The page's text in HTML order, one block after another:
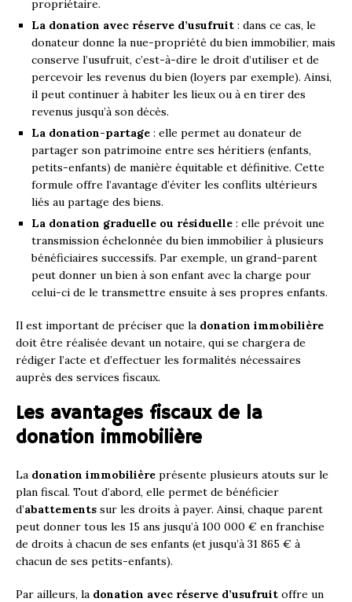
propriétaire.
La donation avec réserve d’usufruit : dans ce cas, le
donateur donne la nue-propriété du bien immobilier, mais
conserve l’usufruit, c’est-à-dire le droit d’utiliser et de
percevoir les revenus du bien (loyers par exemple). Ainsi,
il peut continuer à habiter les lieux ou à en tirer des
revenus jusqu’à son décès.
La donation-partage : elle permet au donateur de
partager son patrimoine entre ses héritiers (enfants,
petits-enfants) de manière équitable et définitive. Cette
formule offre l’avantage d’éviter les conflits ultérieurs
liés au partage des biens.
La donation graduelle ou résiduelle : elle prévoit une
transmission échelonnée du bien immobilier à plusieurs
bénéficiaires successifs. Par exemple, un grand-parent
peut donner un bien à son enfant avec la charge pour
celui-ci de le transmettre ensuite à ses propres enfants.
Il est important de préciser que la donation immobilière
doit être réalisée devant un notaire, qui se chargera de
rédiger l’acte et d’effectuer les formalités nécessaires
auprès des services fiscaux.
Les avantages fiscaux de la
donation immobilière
La donation immobilière présente plusieurs atouts sur le
plan fiscal. Tout d’abord, elle permet de bénéficier
d’abattements sur les droits à payer. Ainsi, chaque parent
peut donner tous les 15 ans jusqu’à 100 000 € en franchise
de droits à chacun de ses enfants (et jusqu’à 31 865 € à
chacun de ses petits-enfants).
Par ailleurs, la donation avec réserve d’usufruit offre un